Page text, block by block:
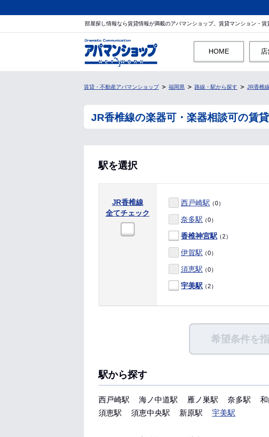
部屋探し情報なら賃貸情報が満載のアパマンショップ。賃貸マンション・賃
HOME
賃貸・不動産アパマンショップ 福岡県 路線・駅から探す JR香椎線
JR香椎線の楽器可・楽器相談可の賃
駅を選択
JR香椎線
全てチェック
西戸崎駅（0）
奈多駅（0）
香椎神宮駅（2）
伊賀駅（0）
須恵駅（0）
宇美駅（2）
希望条件を
駅から探す
西戸崎駅 海ノ中道駅 雁ノ巣駅 奈多駅
須恵駅
須恵中央駅 新原駅 宇美駅